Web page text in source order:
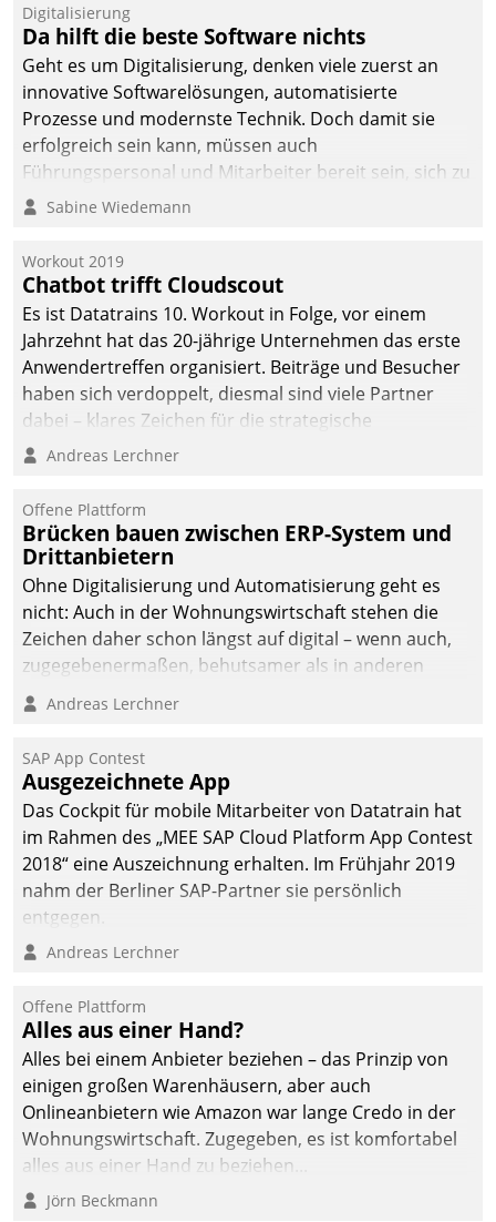
Digitalisierung
Da hilft die beste Software nichts
Geht es um Digitalisierung, denken viele zuerst an
innovative Softwarelösungen, automatisierte
Prozesse und modernste Technik. Doch damit sie
erfolgreich sein kann, müssen auch
Führungspersonal und Mitarbeiter bereit sein, sich zu
verändern und anzupassen, sonst werden sie an ihr
Sabine Wiedemann
Workout 2019
Chatbot trifft Cloudscout
Es ist Datatrains 10. Workout in Folge, vor einem
Jahrzehnt hat das 20-jährige Unternehmen das erste
Anwendertreffen organisiert. Beiträge und Besucher
haben sich verdoppelt, diesmal sind viele Partner
dabei – klares Zeichen für die strategische
Fokussierung auf den Kunden.
Andreas Lerchner
Offene Plattform
Brücken bauen zwischen ERP-System und
Drittanbietern
Ohne Digitalisierung und Automatisierung geht es
nicht: Auch in der Wohnungswirtschaft stehen die
Zeichen daher schon längst auf digital – wenn auch,
zugegebenermaßen, behutsamer als in anderen
Branchen.
Andreas Lerchner
SAP App Contest
Ausgezeichnete App
Das Cockpit für mobile Mitarbeiter von Datatrain hat
im Rahmen des „MEE SAP Cloud Platform App Contest
2018“ eine Auszeichnung erhalten. Im Frühjahr 2019
nahm der Berliner SAP-Partner sie persönlich
entgegen.
Andreas Lerchner
Offene Plattform
Alles aus einer Hand?
Alles bei einem Anbieter beziehen – das Prinzip von
einigen großen Warenhäusern, aber auch
Onlineanbietern wie Amazon war lange Credo in der
Wohnungswirtschaft. Zugegeben, es ist komfortabel
alles aus einer Hand zu beziehen...
Jörn Beckmann